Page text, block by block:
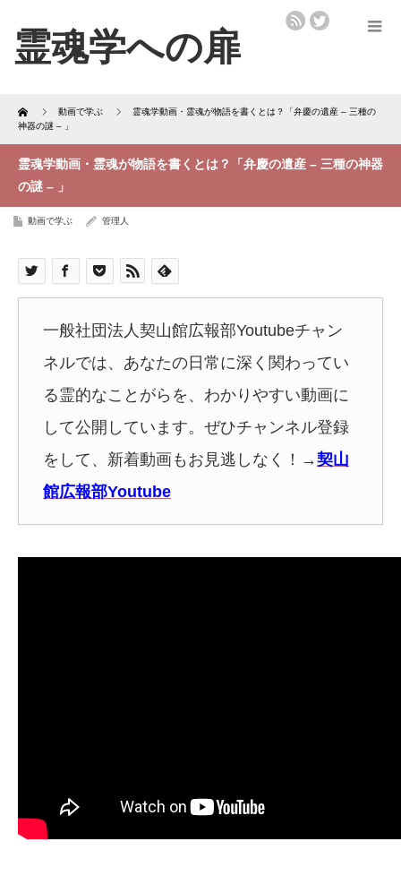
Home 動画で学ぶ
霊魂学動画・霊魂が物語を書くとは？「弁慶の遺産 – 三種の
神器の謎 – 」
霊魂学動画・霊魂が物語を書くとは？「弁慶の遺産 – 三種の神器
の謎 – 」
動画で学ぶ 管理人
一般社団法人契山館広報部Youtubeチャン
ネルでは、あなたの日常に深く関わってい
る霊的なことがらを、わかりやすい動画に
して公開しています。ぜひチャンネル登録
をして、新着動画もお見逃しなく！ →契山
館広報部Youtube